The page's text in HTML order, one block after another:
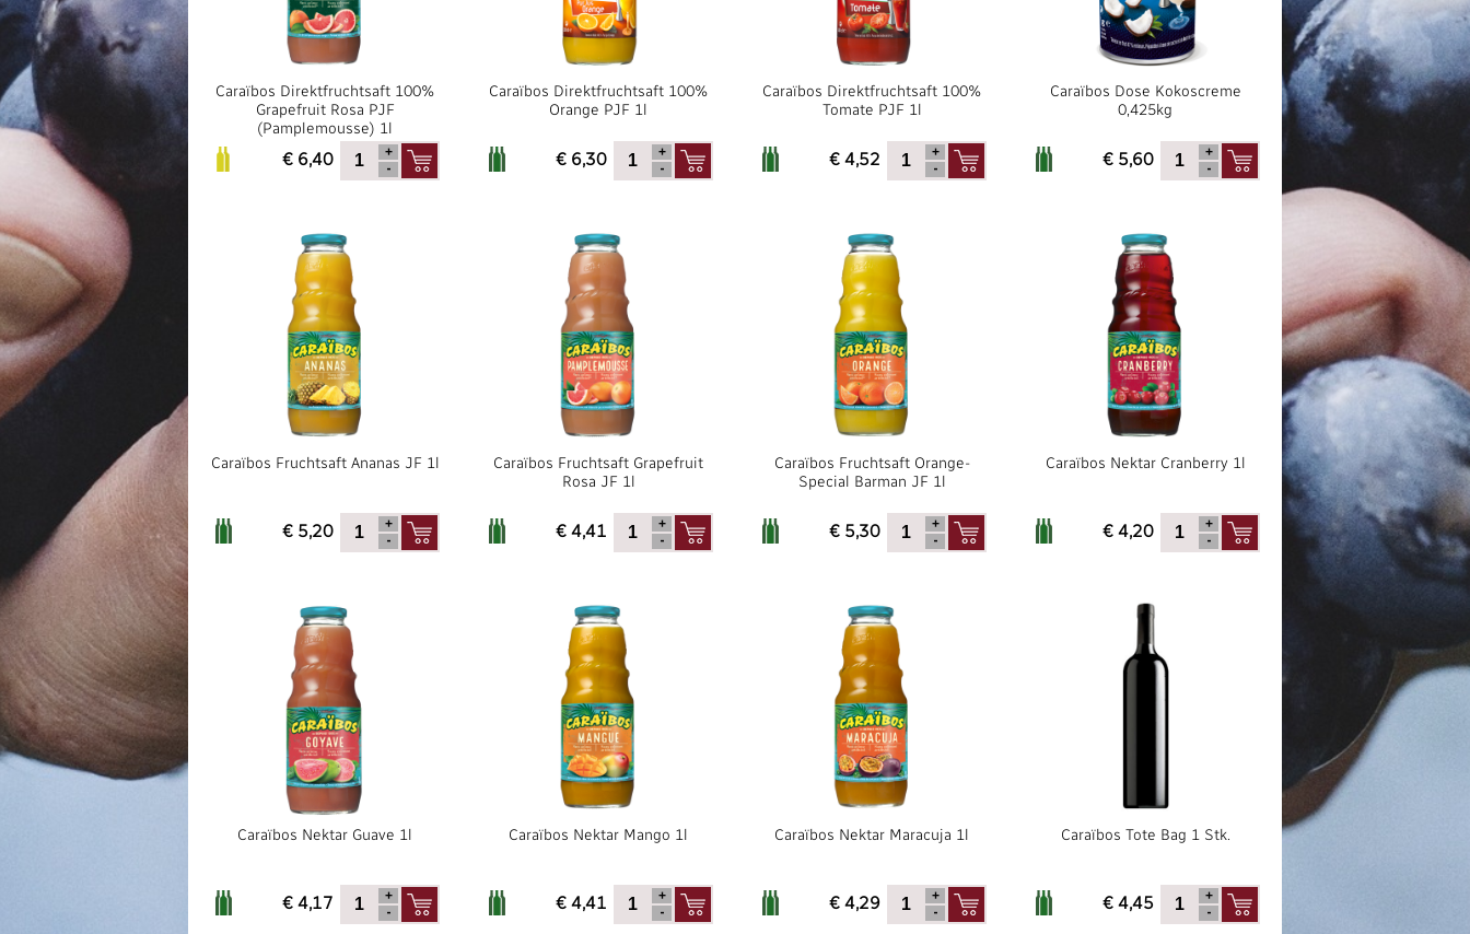
Caraïbos Direktfruchtsaft 100%
Grapefruit Rosa PJF
(Pamplemousse) 1l
€ 6,40
Caraïbos Direktfruchtsaft 100%
Orange PJF 1l
€ 6,30
Caraïbos Direktfruchtsaft 100%
Tomate PJF 1l
€ 4,52
Caraïbos Dose Kokoscreme
0,425kg
€ 5,60
Caraïbos Fruchtsaft Ananas JF 1l
€ 5,20
Caraïbos Fruchtsaft Grapefruit
Rosa JF 1l
€ 4,41
Caraïbos Fruchtsaft Orange-
Special Barman JF 1l
€ 5,30
Caraïbos Nektar Cranberry 1l
€ 4,20
Caraïbos Nektar Guave 1l
€ 4,17
Caraïbos Nektar Mango 1l
€ 4,41
Caraïbos Nektar Maracuja 1l
€ 4,29
Caraïbos Tote Bag 1 Stk.
€ 4,45